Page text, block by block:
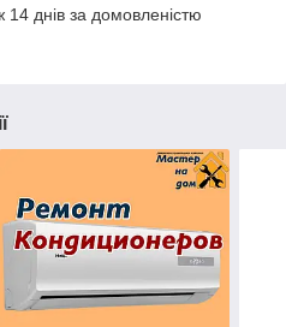
днів за домовленістю